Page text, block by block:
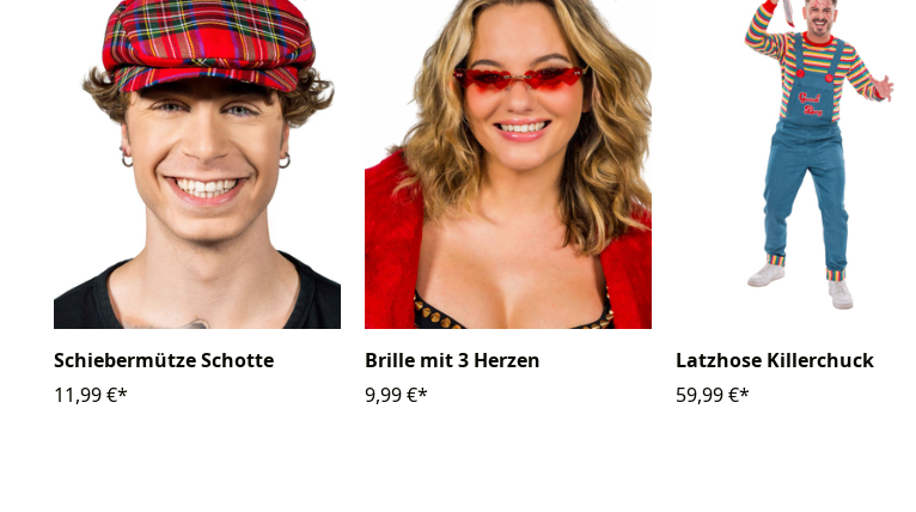
Schiebermütze Schotte
11,99 €*
Brille mit 3 Herzen
9,99 €*
Latzhose Killerchuck
59,99 €*